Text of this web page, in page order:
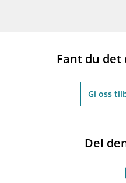
Fant du
Gi oss
Del